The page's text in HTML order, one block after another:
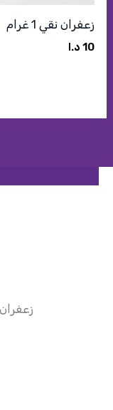
زعفران نقي 1 غرام
10 د.ا